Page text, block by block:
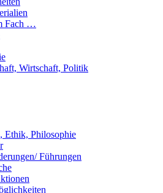
Fach …
Wirtschaft, Politik
Ethik, Philosophie
Führungen